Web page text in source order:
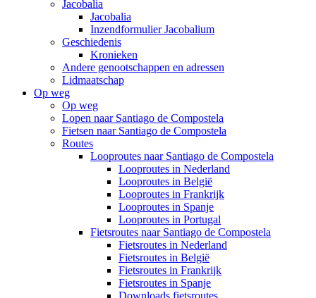
Jacobalia
Jacobalia
Inzendformulier Jacobalium
Geschiedenis
Kronieken
Andere genootschappen en adressen
Lidmaatschap
Op weg
Op weg
Lopen naar Santiago de Compostela
Fietsen naar Santiago de Compostela
Routes
Looproutes naar Santiago de Compostela
Looproutes in Nederland
Looproutes in België
Looproutes in Frankrijk
Looproutes in Spanje
Looproutes in Portugal
Fietsroutes naar Santiago de Compostela
Fietsroutes in Nederland
Fietsroutes in België
Fietsroutes in Frankrijk
Fietsroutes in Spanje
Downloads fietsroutes